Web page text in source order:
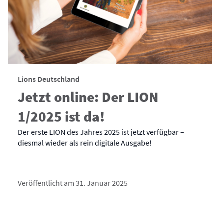
Lions Deutschland
Jetzt online: Der LION
1/2025 ist da!
Der erste LION des Jahres 2025 ist jetzt verfügbar –
diesmal wieder als rein digitale Ausgabe!
Veröffentlicht am 31. Januar 2025